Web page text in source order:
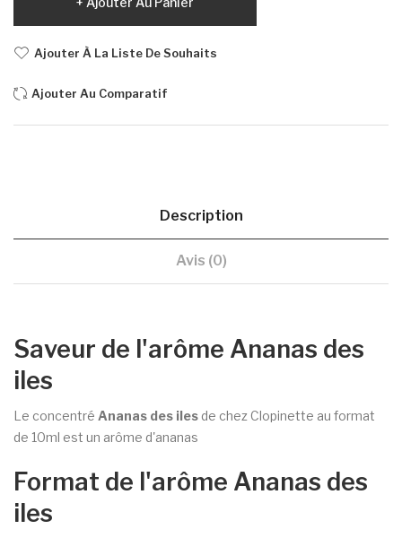
Ajouter À La Liste De Souhaits
Ajouter Au Comparatif
Description
Avis (0)
Saveur de l'arôme Ananas des
iles
Le concentré Ananas des iles de chez Clopinette au format
de 10ml est un arôme d'ananas
Format de l'arôme Ananas des
iles